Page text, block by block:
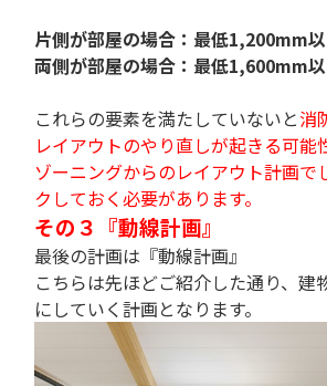
片側が部屋の場合：最低1,200mm
両側が部屋の場合：最低1,600mm
これらの要素を満たしていないと消
レイアウトのやり直しが起きる可能
ゾーニングからのレイアウト計画で
クしておく必要があります。
その３『動線計画』
最後の計画は『動線計画』
こちらは先ほどご紹介した通り、建
にしていく計画となります。